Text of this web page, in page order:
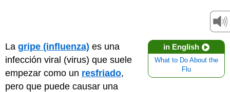
in English
What to Do About the
Flu
La gripe (influenza) es una
infección viral (virus) que suele
empezar como un resfriado,
pero que puede causar una